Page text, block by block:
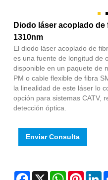
Diodo láser acoplado
1310nm
El diodo láser acoplado de
es una fuente de longitud de
disponible en un paquete de
PM o cable flexible de fibra
la linealidad de este láser lo
opción para sistemas CATV,
detección óptica.
Enviar Consulta
Facebook
X WhatsApp